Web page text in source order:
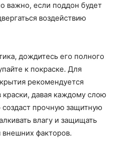
важно, если поддон будет
воздействию
дождитесь его полного
к покраске. Для
рекомендуется
краски, давая каждому слою
прочную защитную
влагу и защищать
внешних факторов.